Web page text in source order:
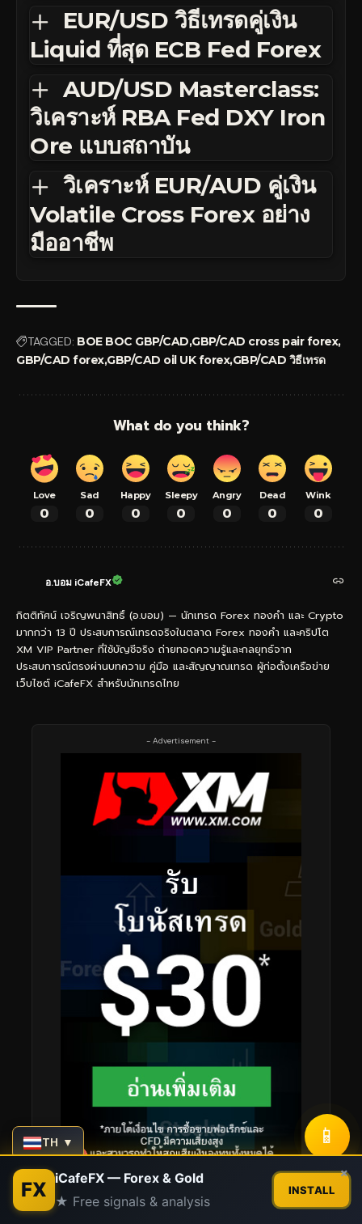
EUR/USD วิธีเทรดคู่เงิน
Liquid ที่สุด ECB Fed Forex
AUD/USD Masterclass:
วิเคราะห์ RBA Fed DXY Iron
Ore แบบสถาบัน
วิเคราะห์ EUR/AUD คู่เงิน
Volatile Cross Forex อย่าง
มืออาชีพ
TAGGED: BOE BOC GBP/CAD GBP/CAD cross pair forex
GBP/CAD forexGBP/CAD oil UK forexGBP/CAD วิธีเทรด
What do you think?
Love
0
Sad
0
Happy
0
Sleepy
0
Angry
0
Dead
0
Wink
0
อ.บอม iCafeFX
กิตติทัศน์ เจริญพนาสิทธิ์ (อ.บอม) — นักเทรด Forex ทองคำ และ Crypto
มากกว่า 13 ปี ประสบการณ์เทรดจริงในตลาด Forex ทองคำ และคริปโต
XM VIP Partner ที่ใช้บัญชีจริง ถ่ายทอดความรู้และกลยุทธ์จาก
ประสบการณ์ตรงผ่านบทความ คู่มือ และสัญญาณเทรด ผู้ก่อตั้งเครือข่าย
เว็บไซต์ iCafeFX สำหรับนักเทรดไทย
- Advertisement -
TH ▼ 📱
FX iCafeFX — Forex & Gold
★ Free signals & analysis
INSTALL
×
Contact us
Open